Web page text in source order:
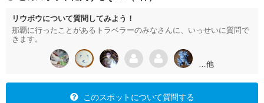
リウボウについて質問してみよう！
那覇に行ったことがあるトラベラーのみなさんに、いっせいに質問で
きます。
…他
このスポットについて質問する